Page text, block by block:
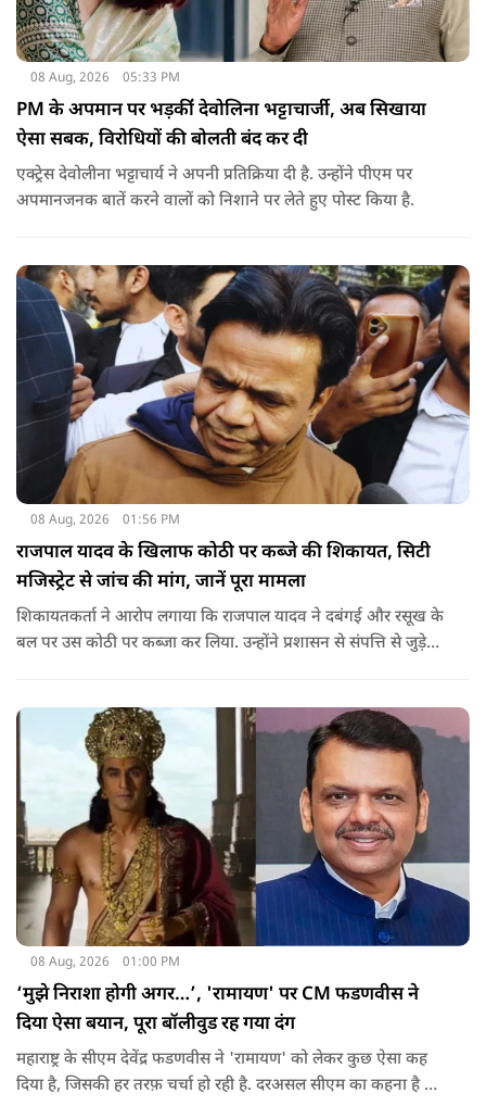
08 Aug, 2026 05:33 PM
PM के अपमान पर भड़कींं देवोलिना भट्टाचार्जी, अब सिखाया
ऐसा सबक, विरोधियों की बोलती बंद कर दी
एक्ट्रेस देवोलीना भट्टाचार्य ने अपनी प्रतिक्रिया दी है. उन्होंने पीएम पर
अपमानजनक बातें करने वालों को निशाने पर लेते हुए पोस्ट किया है.
08 Aug, 2026 01:56 PM
राजपाल यादव के खिलाफ कोठी पर कब्जे की शिकायत, सिटी
मजिस्ट्रेट से जांच की मांग, जानें पूरा मामला
शिकायतकर्ता ने आरोप लगाया कि राजपाल यादव ने दबंगई और रसूख के
बल पर उस कोठी पर कब्जा कर लिया. उन्होंने प्रशासन से संपत्ति से जुड़े
08 Aug, 2026 01:00 PM
‘मुझे निराशा होगी अगर…’, 'रामायण' पर CM फडणवीस ने
दिया ऐसा बयान, पूरा बॉलीवुड रह गया दंग
महाराष्ट्र के सीएम देवेंद्र फडणवीस ने 'रामायण' को लेकर कुछ ऐसा कह
दिया है, जिसकी हर तरफ़ चर्चा हो रही है. दरअसल सीएम का कहना है कि